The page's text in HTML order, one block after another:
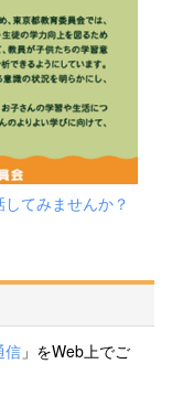
てみませんか？
信 」をWeb上でご